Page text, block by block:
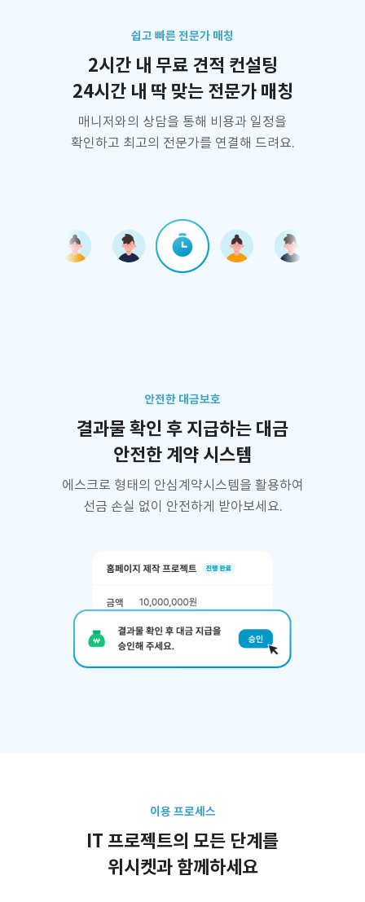
쉽고 빠른 전문가 매칭
2시간 내 무료 견적 컨설팅
24시간 내 딱 맞는 전문가 매칭
매니저와의 상담을 통해 비용과 일정을
확인하고 최고의 전문가를 연결해 드려요.
안전한 대금보호
결과물 확인 후 지급하는 대금
안전한 계약 시스템
에스크로 형태의 안심계약시스템을 활용하여
선금 손실 없이 안전하게 받아보세요.
이용 프로세스
IT 프로젝트의 모든 단계를
위시켓과 함께하세요